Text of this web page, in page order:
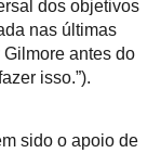
dos objetivos
nas últimas
antes do
isso.”).
sido o apoio de